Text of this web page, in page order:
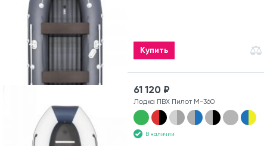
Купить
61 120 ₽
Лодка ПВХ Пилот М-360
В наличии